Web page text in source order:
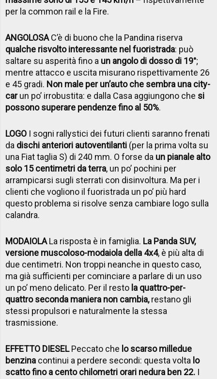
per la common rail e la Fire.
ANGOLOSAC’è di buono che la Pandina riserva
qualche risvolto interessante nel fuoristrada: può
saltare su asperità fino a un angolo di dosso di 19°;
mentre attacco e uscita misurano rispettivamente 26
e 45 gradi. Non male per un’auto che sembra una city-
carun po’ irrobustita: e dalla Casa aggiungono che si
possono superare pendenze fino al 50%.
LOGO I sogni rallystici dei futuri clienti saranno frenati
da dischi anteriori autoventilanti (per la prima volta su
una Fiat taglia S) di 240 mm. O forse da un pianale alto
solo 15 centimetri da terra, un po’ pochini per
arrampicarsi sugli sterrati con disinvoltura. Ma per i
clienti che vogliono il fuoristrada un po’ più hard
questo problema si risolve senza cambiare logo sulla
calandra.
MODAIOLALa risposta è in famiglia. La Panda SUV,
versione muscoloso-modaiola della 4x4, è più alta di
due centimetri. Non troppi neanche in questo caso,
ma già sufficienti per cominciare a parlare di un uso
un po’ meno delicato. Per il resto la quattro-per-
quattro seconda maniera non cambia,restano gli
stessi propulsori e naturalmente la stessa
trasmissione.
EFFETTO DIESELPeccato che lo scarso milledue
benzina continui a perdere secondi: questa volta lo
scatto fino a cento chilometri orari nedura ben 22. I